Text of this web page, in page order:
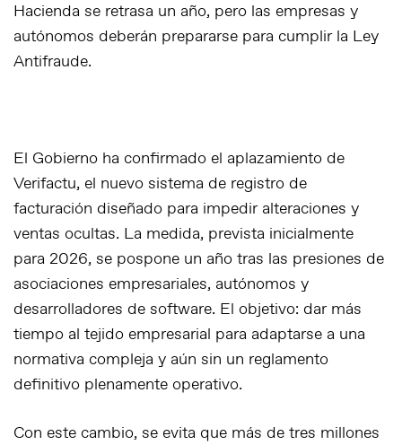
Hacienda se retrasa un año, pero las empresas y
autónomos deberán prepararse para cumplir la Ley
Antifraude.
El Gobierno ha confirmado el aplazamiento de
Verifactu, el nuevo sistema de registro de
facturación diseñado para impedir alteraciones y
ventas ocultas. La medida, prevista inicialmente
para 2026, se pospone un año tras las presiones de
asociaciones empresariales, autónomos y
desarrolladores de software. El objetivo: dar más
tiempo al tejido empresarial para adaptarse a una
normativa compleja y aún sin un reglamento
definitivo plenamente operativo.
Con este cambio, se evita que más de tres millones